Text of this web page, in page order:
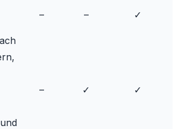
– – ✓
– ✓ ✓